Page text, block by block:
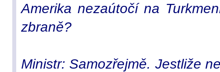
Amerika nezaútočí na
zbraně?
Ministr: Samozřejmě. Jestliže